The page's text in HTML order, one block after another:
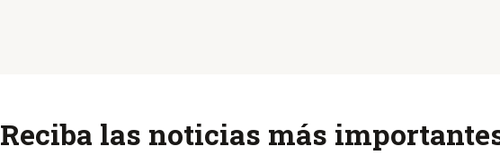
Reciba las noticias más